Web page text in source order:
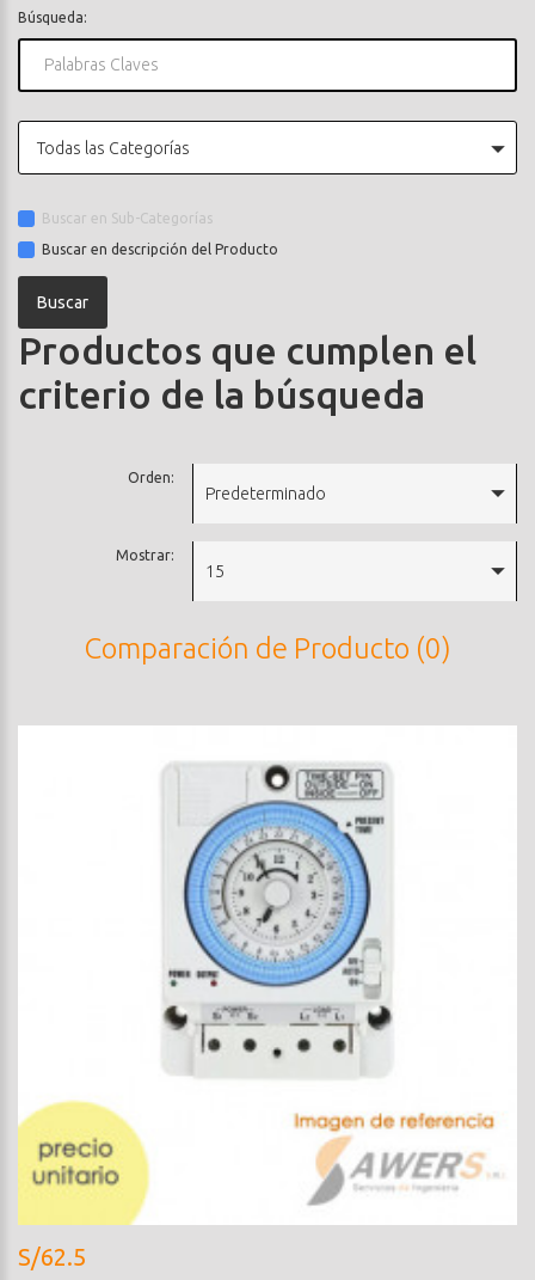
Búsqueda:
Todas las Categorías
Buscar en Sub-Categorías
Buscar en descripción del Producto
Productos que cumplen el
criterio de la búsqueda
Orden:
Predeterminado
Mostrar:
15
Comparación de Producto (0)
S/62.5